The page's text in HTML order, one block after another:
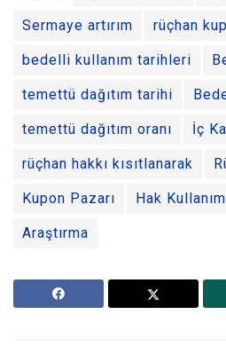
Sermaye artırım rüçhan
bedelli kullanım tarihleri
temettü dağıtım tarihi
temettü dağıtım oranı İç
rüçhan hakkı kısıtlanarak
Kupon Pazarı Hak
Araştırma